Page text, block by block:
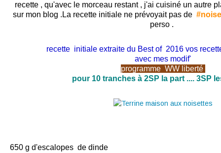
recette , qu'avec le morceau restant , j'ai cuisiné un autre
sur mon blog .La recette initiale ne prévoyait pas de
perso .
recette initiale extraite du Best of 2016 vos
avec mes modif'
programme WW liberté
pour 10 tranches à 2SP la part .... 3SP
650 g d'escalopes de dinde